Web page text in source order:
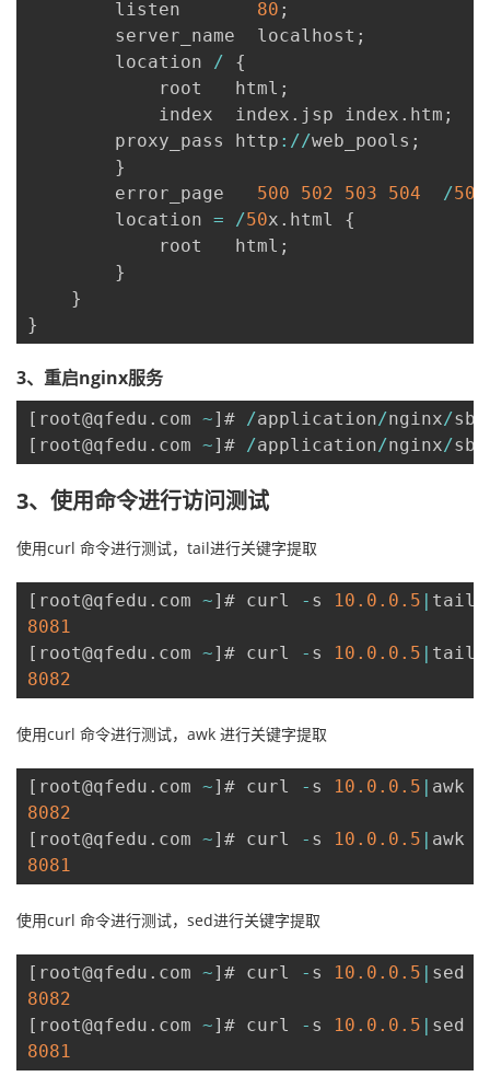
        listen
80 ;
        server_name  localhost
;
        location
/
{
            root   html
;
            index  index
. jsp index . htm ;
        proxy_pass http
: //web_pools ;
}
        error_page
500 502 503 504 /50
        location
= /50x . html {
            root   html
;
}
}
}
3、重启nginx服务
[ root@qfedu . com ~] # /application/nginx/
[ root@qfedu . com ~] # /application/nginx/
3、使用命令进行访问测试
使用curl 命令进行测试，tail进行关键字提取
[ root@qfedu . com ~] # curl - s 10.0 .0 .5 | tail
8081
[ root@qfedu . com ~] # curl - s 10.0 .0 .5 | tail
8082
使用curl 命令进行测试，awk 进行关键字提取
[ root@qfedu . com ~] # curl - s 10.0 .0 .5 | awk
8082
[ root@qfedu . com ~] # curl - s 10.0 .0 .5 | awk
8081
使用curl 命令进行测试，sed进行关键字提取
[ root@qfedu . com ~] # curl - s 10.0 .0 .5 | sed
8082
[ root@qfedu . com ~] # curl - s 10.0 .0 .5 | sed
8081